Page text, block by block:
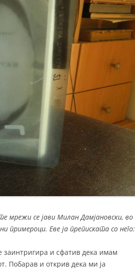
мрежи се јави Милан Дамјановски, во
примероци. Еве ја преписката со него:
заинтригира и сфатив дека имам
Побарав и открив дека ми ја